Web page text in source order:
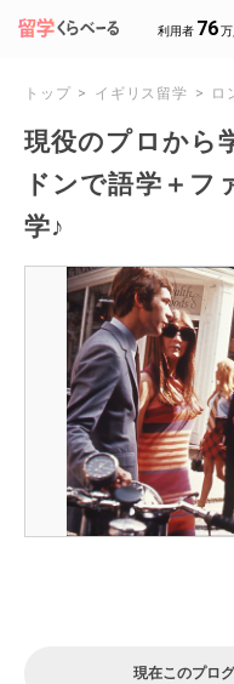
利用者 76万
トップ イギリス留学 ロ
現役のプロから
ドンで語学＋フ
学♪
現在このプロ